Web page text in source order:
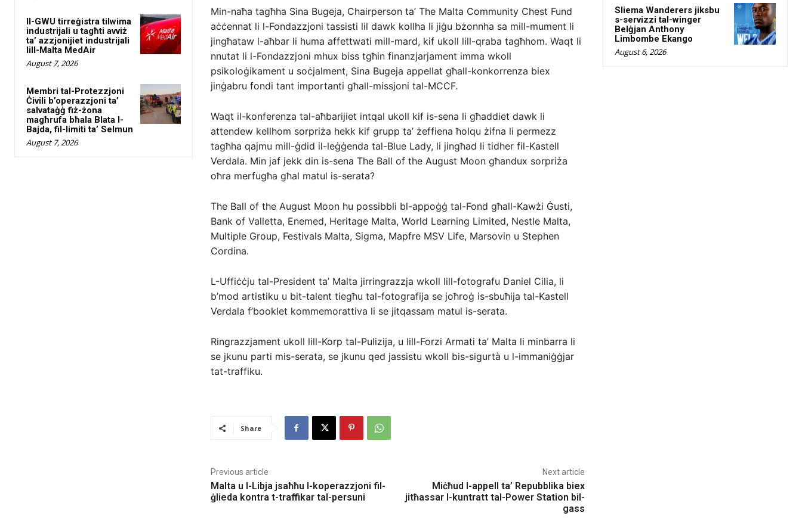
Il-GWU tirreġistra tilwima
industrijali u tagħti avviż
ta’ azzjonijiet industrijali
lill-Malta MedAir
August 7, 2026
Membri tal-Protezzjoni
Ċivili b’operazzjoni ta’
salvataġġ fiż-żona
magħrufa bħala Blata l-
Bajda, fil-limiti ta’ Selmun
August 7, 2026
Min-naħa tagħha Sina Bugeja, Chairperson ta’ The Malta Community Chest Fund
aċċennat li l-Fondazzjoni tassisti lil dawk kollha li jiġu bżonnha sa mill-mument li
jingħataw l-aħbar li huma affettwati mill-mard, kif ukoll lill-qraba tagħhom. Waqt li
nnutat li l-Fondazzjoni mhux biss tgħin finanzjarjament imma wkoll
psikoloġikament u soċjalment, Sina Bugeja appellat għall-konkorrenza biex
jinġabru fondi tant importanti għall-missjoni tal-MCCF.
Waqt il-konferenza tal-aħbarijiet intqal ukoll kif is-sena li għaddiet dawk li
attendew kellhom sorpriża hekk kif grupp ta’ żeffiena ħolqu żifna li permezz
tagħha qajmu mill-ġdid il-leġġenda tal-Blue Lady, li jingħad li tidher fil-Kastell
Verdala. Min jaf jekk din is-sena The Ball of the August Moon għandux sorpriża
oħra merfugħa għal matul is-serata?
The Ball of the August Moon hu possibbli bl-appoġġ tal-Fond għall-Kawżi Ġusti,
Bank of Valletta, Enemed, Heritage Malta, World Learning Limited, Nestle Malta,
Multiple Group, Festivals Malta, Sigma, Mapfre MSV Life, Marsovin u Stephen
Cordina.
L-Uffiċċju tal-President ta’ Malta jirringrazzja wkoll lill-fotografu Daniel Cilia, li
b’mod artistiku u bit-talent tiegħu tal-fotografija se joħroġ is-sbuħija tal-Kastell
Verdala f’booklet kommemorattiva li se jitqassam matul is-serata.
Ringrazzjament ukoll lill-Korp tal-Pulizija, u lill-Forzi Armati ta’ Malta li minbarra li
se jkunu parti mis-serata, se jkunu qed jassistu wkoll bis-sigurtà u l-immaniġġjar
tat-traffiku.
Share
Previous article
Malta u l-Libja jsaħħu l-koperazzjoni fil-
ġlieda kontra t-traffikar tal-persuni
Next article
Miċħud l-appell ta’ Repubblika biex
jitħassar l-kuntratt tal-Power Station bil-
gass
Sliema Wanderers jiksbu
s-servizzi tal-winger
Belġjan Anthony
Limbombe Ekango
August 6, 2026